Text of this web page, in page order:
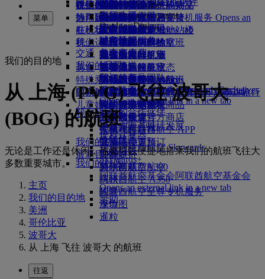
旅行服务
迎宾接机服务迎宾接机服务 Opens an
external link in a new tab
迪拜转机服务
交通
机场接送
预订租车
航空公司合作伙伴
在线办理登机手续
值机选项
航班状态
阿联酋禁止携带的物品
迪拜国际机场
阿联酋航空 3 号航站楼
航站楼之间中转
抵达及离开机场
班车接送服务
迪拜行李服务
行李延误或损坏
机上娱乐
ice系统中的节目
ice直播电视
机上Wi-Fi
儿童娱乐
美食
头等舱美食
商务舱美食
豪华经济舱用餐
经济舱美食
饮料
我们的机队
波音777
阿联酋航空A380
阿联酋航空 A350
阿联酋航空至尊专机服务
座位图
我们的候机室
头等舱贵宾室
商务舱候机室
全球各地的候机室
合作伙伴候机室
付费使用候机室
马哈巴贵宾室
阿联酋航空购物
阿联酋航空免税商品
阿联酋航空官方商店
儿童和婴儿票价规则
儿童安全座椅和摇篮
在机场
机上
携孩子旅行
携婴儿旅行
婴儿随身行李限额
儿童和婴儿餐食
儿童娱乐
儿童娱乐
儿童玩具
儿童活动
link in a new tab
集团公司
安全
财务透明
负责任企业
我们的员工
我们的领导团队
工作机会工作机会 Opens an external
link in a new tab
我们的地球
运营方面可持续发展
环保政策
环境报告
我们的社区
阿联酋航空基金会阿联酋航空基金会
Opens an external link in a new tab
赞助
中东
热门目的地
飞往伦敦的航班
飞往曼彻斯特的航班
飞往巴黎的航班
飞往米兰的航班
飞往巴塞罗那的航班
探索迪拜
飞往迪拜的航班
北京飞往迪拜
广州飞往迪拜
上海飞往迪拜
最新目的地
赫尔辛基
杭州
岘港
深圳
暹粒
Beach & Marine
Family entertainment
Outdoor Dining
海滩目的地
野外生活假日
历史和文化假日
城市休闲
美食家度假
数字会员卡
我的家庭
使用里程
申领里程
购买里程
赚取里程
Skywards Skysurfers
Skywards ExclusivesSkywards Exclusives
Opens an external link in a new tab
我们的合作伙伴
Skywards Rail
里程计算器
登录阿联酋航空 Skywards
Skywards+
礼遇
计划运作方式
常见问题
反馈和投诉
行李延误或损坏支持
迪拜转机服务
我们运营方面的变化
近期的旅行更新
查看你的航班状态
特殊乘客出行服务
搭乘阿联酋航空的航班，开启畅达旅行
特殊帮助和请求
我们的网络和代码共享
我们的其他产品
特殊帮助和请求
行李和丢失财物
准备旅行
在机场
阿联酋航空Skywards
阿联酋航空企业商务奖励
你的机上体验
工具和资源
手机和阿联酋航空 APP
取消或变更预订
中断旅行
关于阿联酋航空
菜单
我们的目的地
从 上海 (PVG) 飞往 波哥大
(BOG) 的航班
无论是工作还是休闲，你都可以便捷地搭乘我们的航班飞往大
多数重要城市。
主页
我们的目的地
美洲
哥伦比亚
波哥大
从 上海 飞往 波哥大 的航班
往返